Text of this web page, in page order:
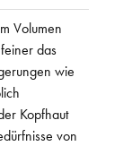
Volumen
das
wie
Kopfhaut
von